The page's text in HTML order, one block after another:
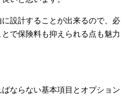
設計することが出来るので、必
で保険料も抑えられる点も魅力
ならない基本項目とオプション